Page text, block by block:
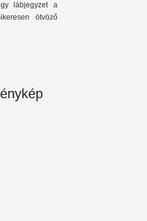
lábjegyzet a
ötvöző